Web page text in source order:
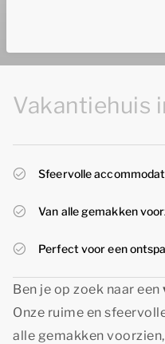
Vakantiehuis
Sfeervolle
Van alle gemakken
Perfect voor een
Ben je op zoek naar een
Onze ruime en
alle gemakken